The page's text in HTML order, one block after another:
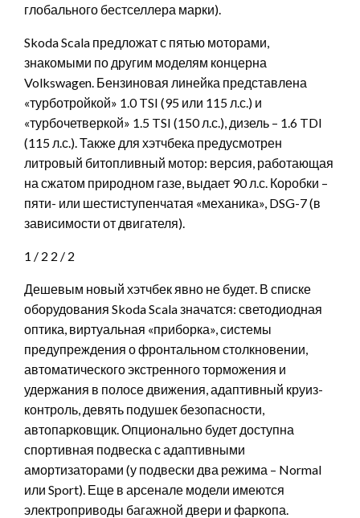
глобального бестселлера марки).
Skoda Scala предложат с пятью моторами,
знакомыми по другим моделям концерна
Volkswagen. Бензиновая линейка представлена
«турботройкой» 1.0 TSI (95 или 115 л.с.) и
«турбочетверкой» 1.5 TSI (150 л.с.), дизель – 1.6 TDI
(115 л.с.). Также для хэтчбека предусмотрен
литровый битопливный мотор: версия, работающая
на сжатом природном газе, выдает 90 л.с. Коробки –
пяти- или шестиступенчатая «механика», DSG-7 (в
зависимости от двигателя).
1 / 2 2 / 2
Дешевым новый хэтчбек явно не будет. В списке
оборудования Skoda Scala значатся: светодиодная
оптика, виртуальная «приборка», системы
предупреждения о фронтальном столкновении,
автоматического экстренного торможения и
удержания в полосе движения, адаптивный круиз-
контроль, девять подушек безопасности,
автопарковщик. Опционально будет доступна
спортивная подвеска с адаптивными
амортизаторами (у подвески два режима – Normal
или Sport). Еще в арсенале модели имеются
электроприводы багажной двери и фаркопа.